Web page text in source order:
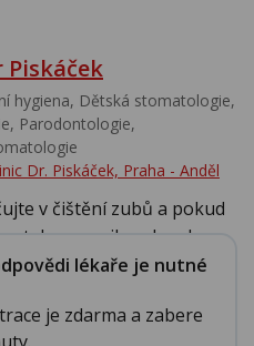
Piskáček
hygiena, Dětská stomatologie,
Parodontologie,
Dr. Piskáček, Praha - Anděl
v čištění zubů a pokud
tak znovu ihned po ko...
lékaře je nutné
je zdarma a zabere